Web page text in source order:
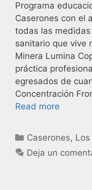
Programa
Caserones con el
todas las
sanitario que vive
Minera Lumina
práctica
egresados de
Concentración
Read more
Caserones, Los
Deja un